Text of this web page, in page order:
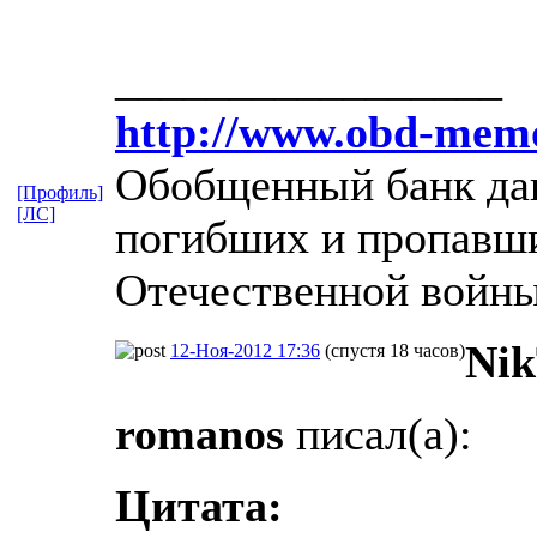
http://www.obd-
Обобщенный банк
погибших и
Отечественной
[Профиль]
[ЛС]
12-Ноя-2012 17:36 (спустя 18 часов)
romanos писал(а):
Цитата: